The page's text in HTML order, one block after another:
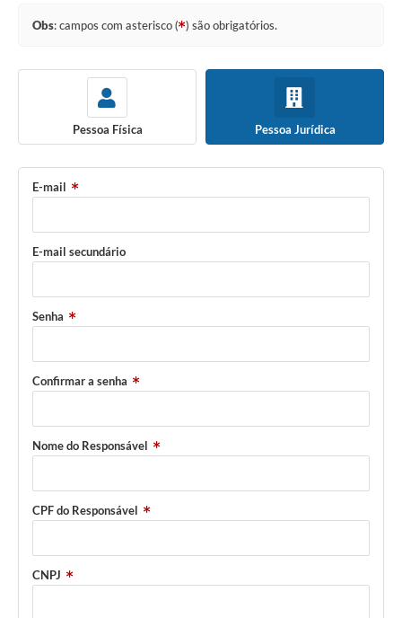
Obs: campos com asterisco ( ) são obrigatórios.
Pessoa Física Pessoa Jurídica
E-mail
E-mail secundário
Senha
Confirmar a senha
Nome do Responsável
CPF do Responsável
CNPJ